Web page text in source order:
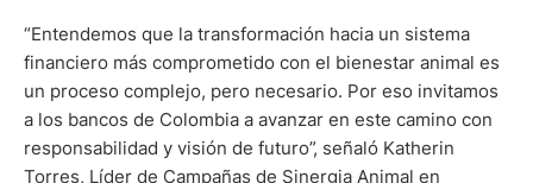
“Entendemos que la transformación hacia un sistema
financiero más comprometido con el bienestar animal es
un proceso complejo, pero necesario. Por eso invitamos
a los bancos de Colombia a avanzar en este camino con
responsabilidad y visión de futuro”, señaló Katherin
Torres, Líder de Campañas de Sinergia Animal en